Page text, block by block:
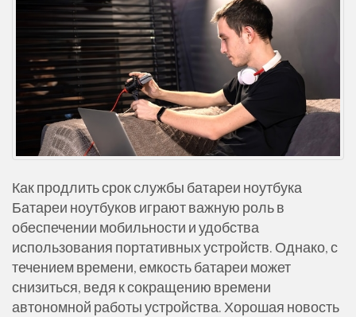
Как продлить срок службы батареи ноутбука
Батареи ноутбуков играют важную роль в
обеспечении мобильности и удобства
использования портативных устройств. Однако, с
течением времени, емкость батареи может
снизиться, ведя к сокращению времени
автономной работы устройства. Хорошая новость